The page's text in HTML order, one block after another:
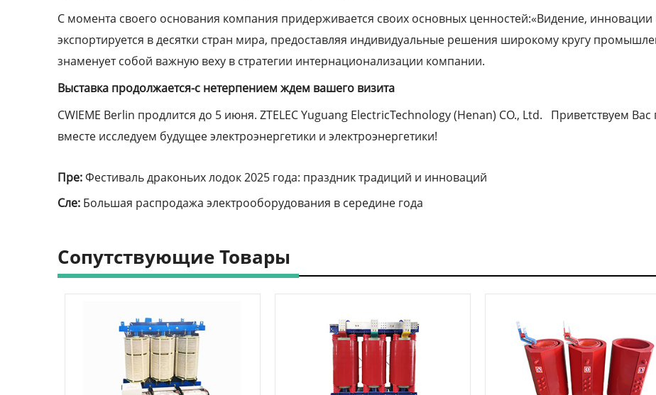
С момента своего основания компания придерживается своих основных ценностей:«Видение, инновации
экспортируется в десятки стран мира, предоставляя индивидуальные решения широкому кругу
знаменует собой важную веху в стратегии интернационализации компании.
Выставка продолжается-с нетерпением ждем вашего визита
CWIEME Berlin продлится до 5 июня. ZTELEC Yuguang ElectricTechnology (Henan) CO., Ltd. Приветствуем Вас
вместе исследуем будущее электроэнергетики и электроэнергетики!
Пре:Фестиваль драконьих лодок 2025 года: праздник традиций и инноваций
Сле: Большая распродажа электрооборудования в середине года
Сопутствующие Товары